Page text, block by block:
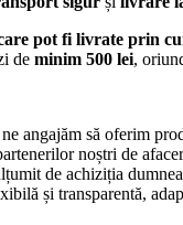
pot fi livrate prin
de minim 500 lei,
angajăm să oferim
noștri de
de achiziția
și transparentă,